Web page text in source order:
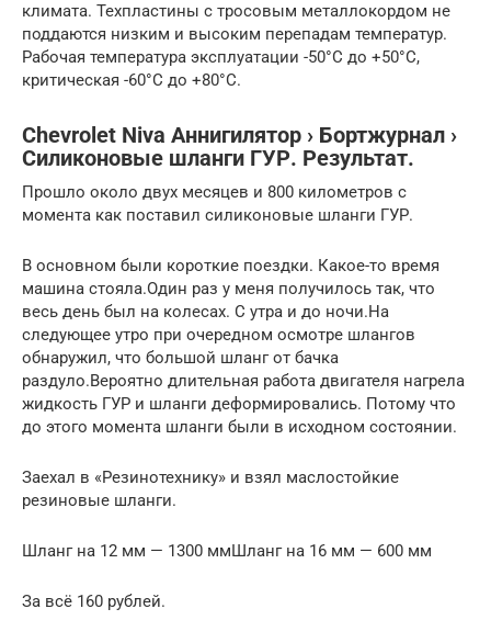
климата. Техпластины с тросовым металлокордом не
поддаются низким и высоким перепадам температур.
Рабочая температура эксплуатации -50°С до +50°С,
критическая -60°С до +80°С.
Chevrolet Niva Аннигилятор › Бортжурнал ›
Силиконовые шланги ГУР. Результат.
Прошло около двух месяцев и 800 километров с
момента как поставил силиконовые шланги ГУР.
В основном были короткие поездки. Какое-то время
машина стояла.Один раз у меня получилось так, что
весь день был на колесах. С утра и до ночи.На
следующее утро при очередном осмотре шлангов
обнаружил, что большой шланг от бачка
раздуло.Вероятно длительная работа двигателя нагрела
жидкость ГУР и шланги деформировались. Потому что
до этого момента шланги были в исходном состоянии.
Заехал в «Резинотехнику» и взял маслостойкие
резиновые шланги.
Шланг на 12 мм — 1300 ммШланг на 16 мм — 600 мм
За всё 160 рублей.